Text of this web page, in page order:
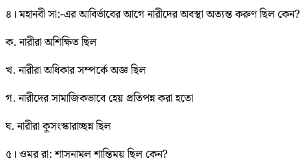
৪। মহানবী সা:-এর আবির্ভাবের আগে নারীদের অবস্থা অত্যন্ত করুণ ছিল কেন?
ক. নারীরা অশিক্ষিত ছিল
খ. নারীরা অধিকার সম্পর্কে অজ্ঞ ছিল
গ. নারীদের সামাজিকভাবে হেয় প্রতিপন্ন করা হতো
ঘ. নারীরা কুসংস্কারাচ্ছন্ন ছিল
৫। ওমর রা: শাসনামল শান্তিময় ছিল কেন?